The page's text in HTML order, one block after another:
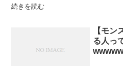
続きを読む
【モ
る人っ